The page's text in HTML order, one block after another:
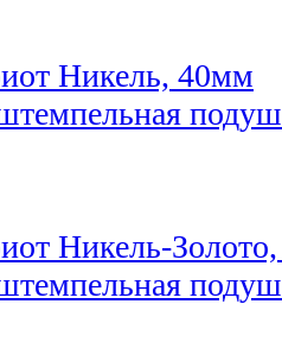
Никель, 40мм
Никель-